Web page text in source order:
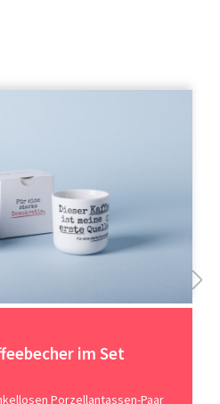
im Set
Porzellantassen-Paar